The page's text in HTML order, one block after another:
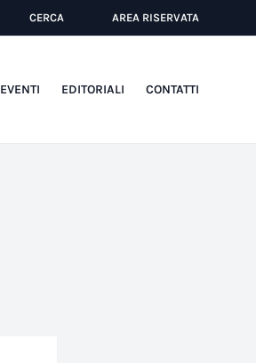
CERCA AREA RISERVATA
EVENTI EDITORIALI CONTATTI